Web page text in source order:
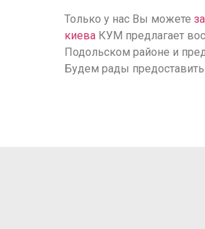
Только у нас Вы можете
киева КУМ предлагает
Подольском районе и
Будем рады